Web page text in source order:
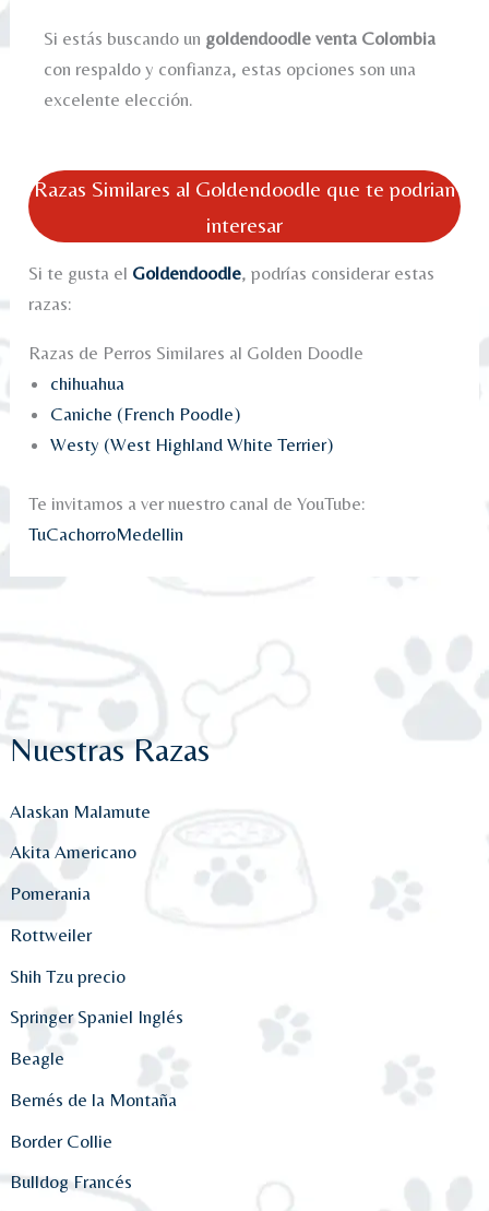
Nuestras Razas
Alaskan Malamute
Akita Americano
Pomerania
Rottweiler
Shih Tzu precio
Springer Spaniel Inglés
Beagle
Bernés de la Montaña
Border Collie
Bulldog Francés
Si estás buscando un goldendoodle venta Colombia
con respaldo y confianza, estas opciones son una
excelente elección.
Razas Similares al Goldendoodle que te podrian
interesar
Si te gusta el Goldendoodle, podrías considerar estas
razas:
Razas de Perros Similares al Golden Doodle
chihuahua
Caniche (French Poodle)
Westy (West Highland White Terrier)
Te invitamos a ver nuestro canal de YouTube:
TuCachorroMedellin